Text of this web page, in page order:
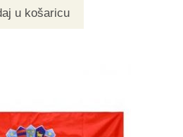
u košaricu